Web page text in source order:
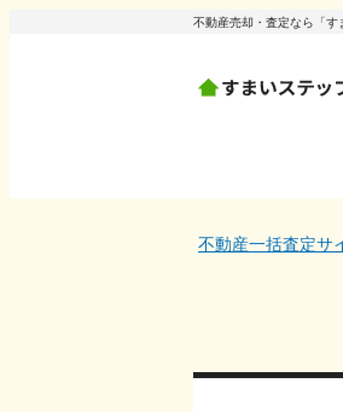
不動産売却・査定なら「
不動産一括査定サ